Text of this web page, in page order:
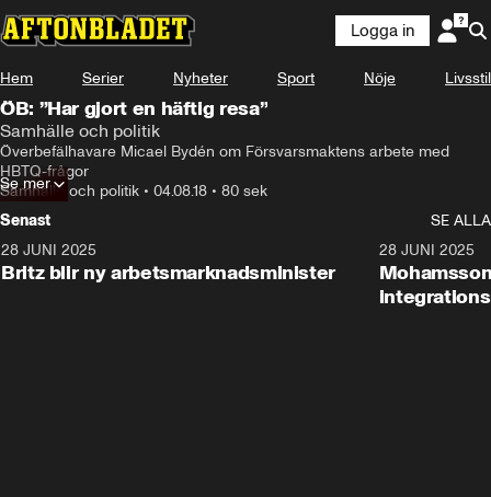
Logga in
Hem Serier Nyheter Sport Nöje Livsstil
ÖB: ”Har gjort en häftig resa”
Samhälle och politik
Överbefälhavare Micael Bydén om Försvarsmaktens arbete med
HBTQ-frågor
Samhälle och politik • 04.08.18 • 80 sek
Se mer
Senast
SE ALLA
28 JUNI 2025
Britz blir ny arbetsmarknadsminister
28 JUNI 2025